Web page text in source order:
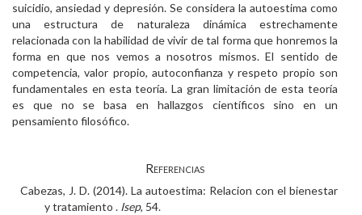
suicidio, ansiedad y depresión. Se considera la autoestima como
una estructura de naturaleza dinámica estrechamente
relacionada con la habilidad de vivir de tal forma que honremos la
forma en que nos vemos a nosotros mismos. El sentido de
competencia, valor propio, autoconfianza y respeto propio son
fundamentales en esta teoría. La gran limitación de esta teoría
es que no se basa en hallazgos científicos sino en un
pensamiento filosófico.
Referencias
Cabezas, J. D. (2014). La autoestima: Relacion con el bienestar
y tratamiento . Isep, 54.